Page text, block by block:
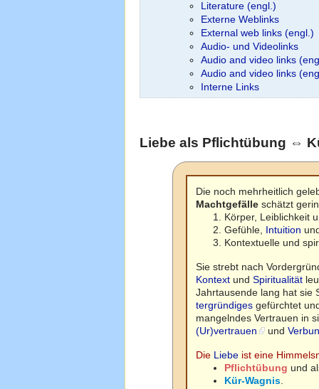
Literature (engl.)
Externe Weblinks
External web links (engl.)
Audio- und Videolinks
Audio and video links
Audio and video links
Interne Links
Liebe als Pflichtübung ⇔
Die noch mehrheitlich
Machtgefälle schätzt
Körper, Leiblichkeit
Gefühle, Intuition
Kontextuelle und
Sie strebt nach
Kontext undSpiritualität
Jahrtausende lang hat sie
tergründiges gefürchtet
mangelndes Vertrauen in
(Ur)vertrauen
und
Die Liebe ist eine
Pflichtübung und
Kür-Wagnis